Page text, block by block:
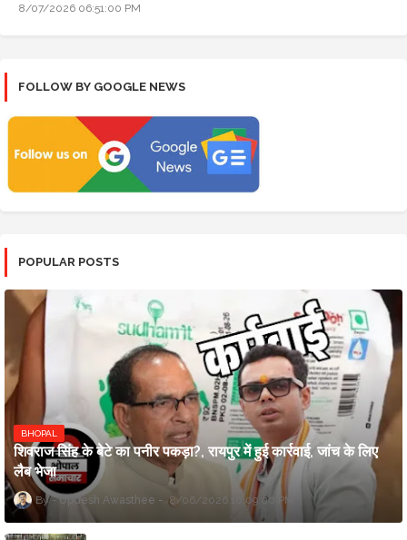
8/07/2026 06:51:00 PM
FOLLOW BY GOOGLE NEWS
POPULAR POSTS
BHOPAL
शिवराज सिंह के बेटे का पनीर पकड़ा?, रायपुर में हुई कार्रवाई, जांच के लिए
लैब भेजा
Updesh Awasthee 8/06/2026 10:09:00 PM